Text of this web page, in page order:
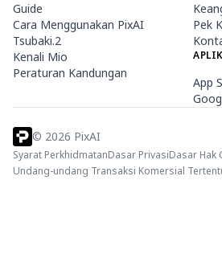
Guide
Cara Menggunakan PixAI
Tsubaki.2
Kenali Mio
Peraturan Kandungan
Pek
App
© 2026 PixAI
Syarat PerkhidmatanDasar PrivasiDasar Hak
Undang-undang Transaksi Komersial